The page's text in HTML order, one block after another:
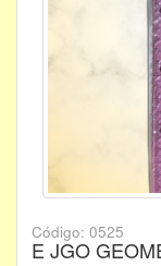
Código: 0525
E JGO